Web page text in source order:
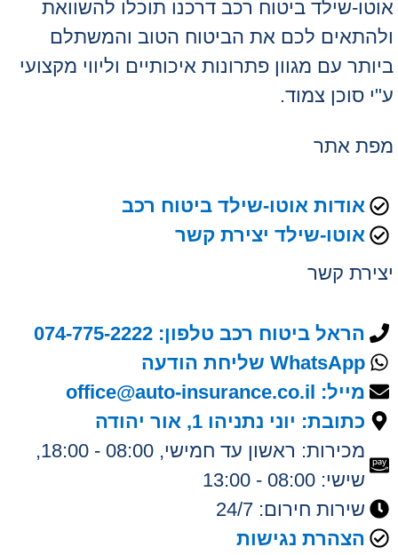
אוטו-שילד ביטוח רכב דרכנו תוכלו להשוואת
ולהתאים לכם את הביטוח הטוב והמשתלם
ביותר עם מגוון פתרונות איכותיים וליווי מקצועי
ע"י סוכן צמוד.
מפת אתר
אודות אוטו-שילד ביטוח רכב
אוטו-שילד יצירת קשר
יצירת קשר
הראל ביטוח רכב טלפון: 074-775-2222
WhatsApp שליחת הודעה
מייל: office@auto-insurance.co.il
כתובת: יוני נתניהו 1, אור יהודה
מכירות: ראשון עד חמישי, 08:00 - 18:00,
שישי: 08:00 - 13:00
שירות חירום: 24/7
הצהרת נגישות